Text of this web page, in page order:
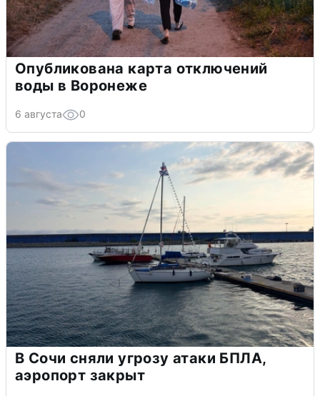
Опубликована карта отключений
воды в Воронеже
6 августа 0
В Сочи сняли угрозу атаки БПЛА,
аэропорт закрыт